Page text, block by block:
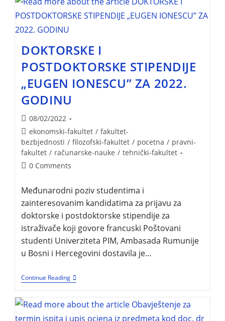
DOKTORSKE I
POSTDOKTORSKE STIPENDIJE
„EUGEN IONESCU” ZA 2022.
GODINU
08/02/2022
ekonomski-fakultet / fakultet-
bezbjednosti / filozofski-fakultet / pocetna / pravni-
fakultet / računarske-nauke / tehnički-fakultet
0 Comments
Međunarodni poziv studentima i
zainteresovanim kandidatima za prijavu za
doktorske i postdoktorske stipendije za
istraživače koji govore francuski Poštovani
studenti Univerziteta PIM, Ambasada Rumunije
u Bosni i Hercegovini dostavila je…
Continue Reading